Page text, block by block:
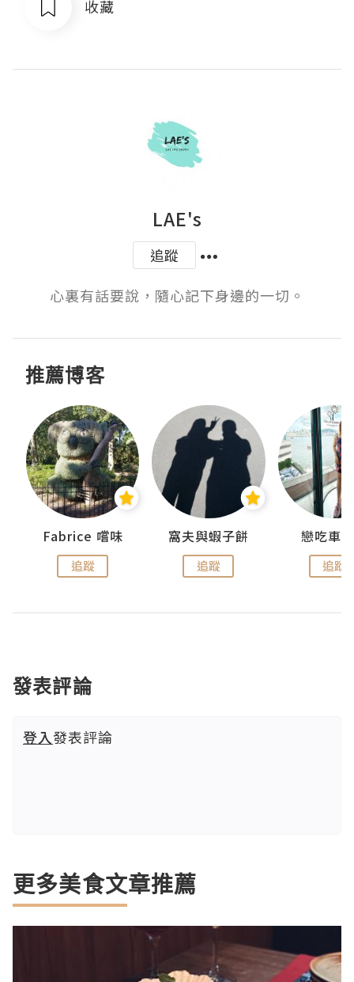
收藏
LAE's
追蹤
推薦博客
Fabrice 嚐味
追蹤
窩夫與蝦子餅
追蹤
戀吃車
追蹤
發表評論
登入發表評論
更多美食文章推薦